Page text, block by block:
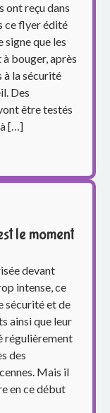
ont reçu dans
ce flyer édité
signe que les
bouger, après
à la sécurité
Des
être testés
à […]
le moment
devant
intense, ce
sécurité et de
ainsi que leur
régulièrement
des
Mais il
en ce début